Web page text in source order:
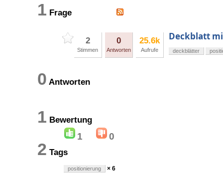
1 Frage
2
Stimmen
0
Antworten
25.6k
Aufrufe
Deckblatt
deckblätter
0 Antworten
1 Bewertung
1 0
2 Tags
positionierung × 6